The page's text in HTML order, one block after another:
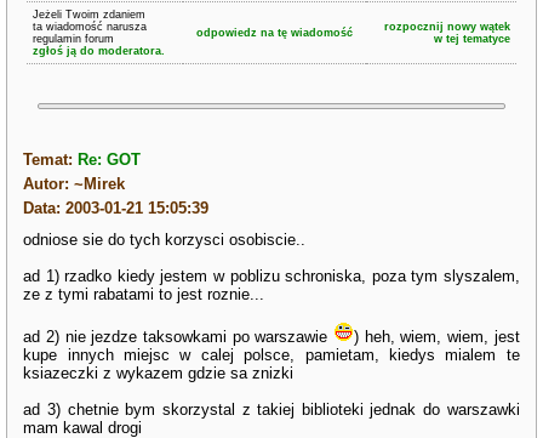
Jeżeli Twoim zdaniem
ta wiadomość narusza
regulamin forum
zgłoś ją do moderatora.
odpowiedz na tę wiadomość
rozpocznij nowy wątek
w tej tematyce
Temat: Re: GOT
Autor: ~Mirek
Data: 2003-01-21 15:05:39
odniose sie do tych korzysci osobiscie..
ad 1) rzadko kiedy jestem w poblizu schroniska, poza tym slyszalem,
ze z tymi rabatami to jest roznie...
ad 2) nie jezdze taksowkami po warszawie
) heh, wiem, wiem, jest
kupe innych miejsc w calej polsce, pamietam, kiedys mialem te
ksiazeczki z wykazem gdzie sa znizki
ad 3) chetnie bym skorzystal z takiej biblioteki jednak do warszawki
mam kawal drogi